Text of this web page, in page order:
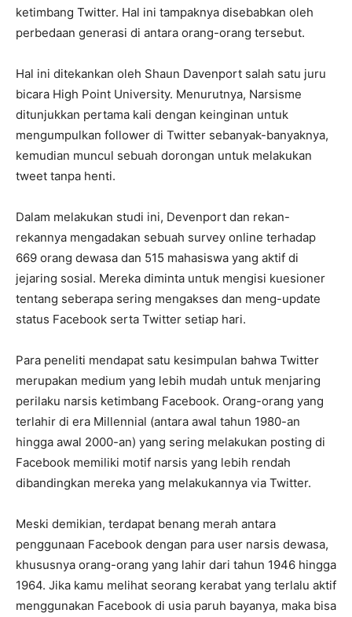
ketimbang Twitter. Hal ini tampaknya disebabkan oleh
perbedaan generasi di antara orang-orang tersebut.
Hal ini ditekankan oleh Shaun Davenport salah satu juru
bicara High Point University. Menurutnya, Narsisme
ditunjukkan pertama kali dengan keinginan untuk
mengumpulkan follower di Twitter sebanyak-banyaknya,
kemudian muncul sebuah dorongan untuk melakukan
tweet tanpa henti.
Dalam melakukan studi ini, Devenport dan rekan-
rekannya mengadakan sebuah survey online terhadap
669 orang dewasa dan 515 mahasiswa yang aktif di
jejaring sosial. Mereka diminta untuk mengisi kuesioner
tentang seberapa sering mengakses dan meng-update
status Facebook serta Twitter setiap hari.
Para peneliti mendapat satu kesimpulan bahwa Twitter
merupakan medium yang lebih mudah untuk menjaring
perilaku narsis ketimbang Facebook. Orang-orang yang
terlahir di era Millennial (antara awal tahun 1980-an
hingga awal 2000-an) yang sering melakukan posting di
Facebook memiliki motif narsis yang lebih rendah
dibandingkan mereka yang melakukannya via Twitter.
Meski demikian, terdapat benang merah antara
penggunaan Facebook dengan para user narsis dewasa,
khususnya orang-orang yang lahir dari tahun 1946 hingga
1964. Jika kamu melihat seorang kerabat yang terlalu aktif
menggunakan Facebook di usia paruh bayanya, maka bisa